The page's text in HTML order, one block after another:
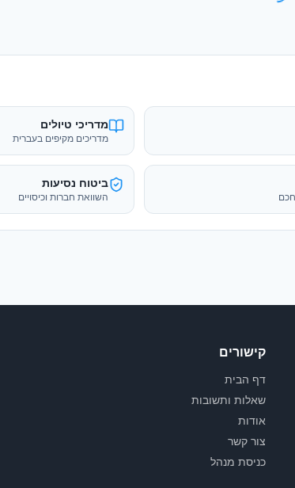
מדריכים מקיפים בעברית
קישורים
דף הבית
שאלות ותשובות
אודות
צור קשר
כניסת מנהל